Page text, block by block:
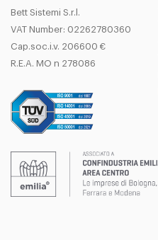
Bett Sistemi S.r.l.
VAT Number: 02262780360
Cap.soc.i.v. 206600 €
R.E.A. MO n 278086